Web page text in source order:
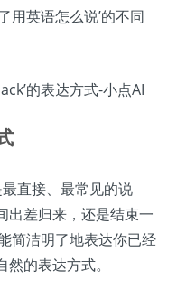
用英语怎么说’的不同
最直接、最常见的说
出差归来，还是结束一
简洁明了地表达你已经
的表达方式。